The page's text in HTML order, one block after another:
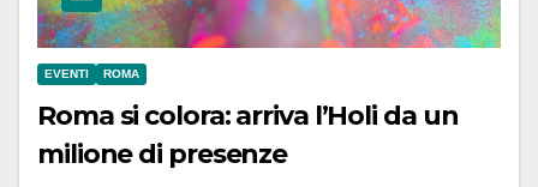
EVENTI ROMA
Roma si colora: arriva l’Holi da un
milione di presenze